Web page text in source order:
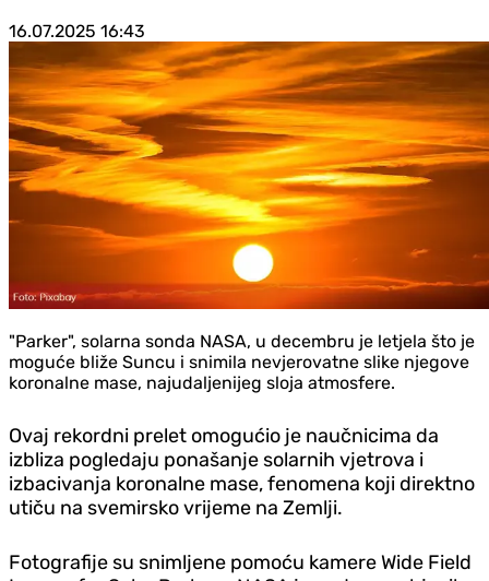
16.07.2025 16:43
"Parker", solarna sonda NASA, u decembru je letjela što je
moguće bliže Suncu i snimila nevjerovatne slike njegove
koronalne mase, najudaljenijeg sloja atmosfere.
Ovaj rekordni prelet omogućio je naučnicima da
izbliza pogledaju ponašanje solarnih vjetrova i
izbacivanja koronalne mase, fenomena koji direktno
utiču na svemirsko vrijeme na Zemlji.
Fotografije su snimljene pomoću kamere Wide Field